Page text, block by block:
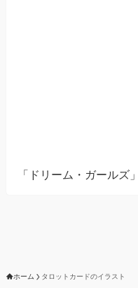
「ドリーム・ガールズ」
ホーム タロットカードのイラスト